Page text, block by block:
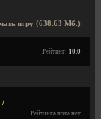
игру (638.63 Мб.)
Рейтинг: 10.0
/
Рейтинга пока нет